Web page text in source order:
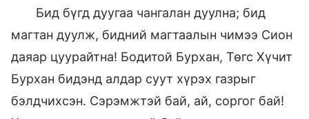
Бид бүгд дуугаа чангалан дуулна; бид
магтан дуулж, бидний магтаалын чимээ Сион
даяар цуурайтна! Бодитой Бурхан, Төгс Хүчит
Бурхан бидэнд алдар суут хүрэх газрыг
бэлдчихсэн. Сэрэмжтэй бай, ай, соргог бай!